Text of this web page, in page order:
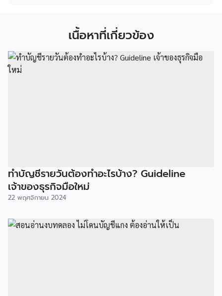
เนื้อหาที่เกี่ยวข้อง
ทำบัญชีรายวันต้องทำอะไรบ้าง? Guideline
เจ้าของธุรกิจมือใหม่
22 พฤศจิกายน 2024